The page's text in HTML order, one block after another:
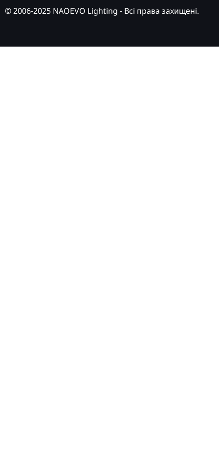
© 2006-2025 NAOEVO Lighting - Всі права захищені.